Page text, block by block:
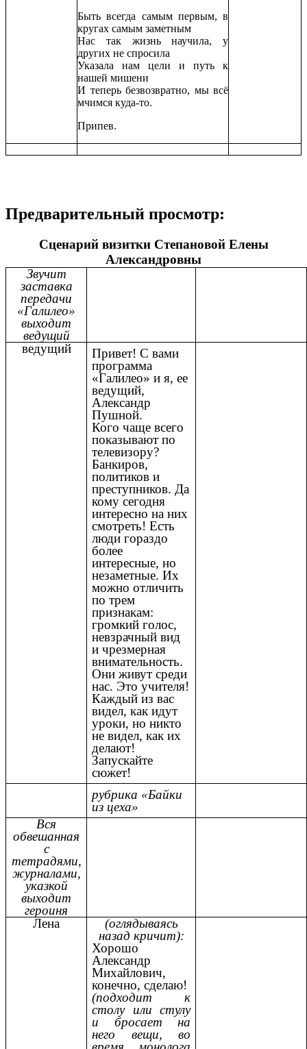
Быть всегда самым первым, в
кругах самым заметным
Нас так жизнь научила, у
других не спросила
Указала нам цели и путь к
нашей мишени
И теперь безвозвратно, мы всё
мчимся куда-то.
Припев.
Предварительный просмотр:
Сценарий визитки Степановой Елены
Александровны
Звучит
заставка
передачи
«Галилео»
выходит
ведущий
ведущий
Привет! С вами
программа
«Галилео» и я, ее
ведущий,
Александр
Пушной.
Кого чаще всего
показывают по
телевизору?
Банкиров,
политиков и
преступников. Да
кому сегодня
интересно на них
смотреть! Есть
люди гораздо
более
интересные, но
незаметные. Их
можно отличить
по трем
признакам:
громкий голос,
невзрачный вид
и чрезмерная
внимательность.
Они живут среди
нас. Это учителя!
Каждый из вас
видел, как идут
уроки, но никто
не видел, как их
делают!
Запускайте
сюжет!
рубрика «Байки
из цеха»
Вся
обвешанная
с
тетрадями,
журналами,
указкой
выходит
героиня
Лена
(оглядываясь
назад кричит):
Хорошо
Александр
Михайлович,
конечно, сделаю!
(подходит к
столу или стулу
и бросает на
него вещи, во